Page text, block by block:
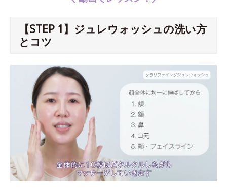
【STEP 1】ジュレウォッシュの洗い方
とコツ